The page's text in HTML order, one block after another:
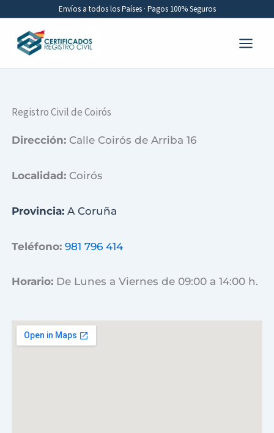
contenido
Envíos a todos los Países · Pagos 100% Seguros
Registro Civil de Coirós
Dirección: Calle Coirós de Arriba 16
Localidad: Coirós
Provincia:A Coruña
Teléfono: 981 796 414
Horario: De Lunes a Viernes de 09:00 a 14:00 h.